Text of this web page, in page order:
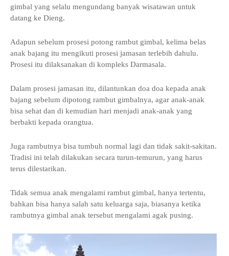
gimbal yang selalu mengundang banyak wisatawan untuk
datang ke Dieng.
Adapun sebelum prosesi potong rambut gimbal, kelima belas
anak bajang itu mengikuti prosesi jamasan terlebih dahulu.
Prosesi itu dilaksanakan di kompleks Darmasala.
Dalam prosesi jamasan itu, dilantunkan doa doa kepada anak
bajang sebelum dipotong rambut gimbalnya, agar anak-anak
bisa sehat dan di kemudian hari menjadi anak-anak yang
berbakti kepada orangtua.
Juga rambutnya bisa tumbuh normal lagi dan tidak sakit-sakitan.
Tradisi ini telah dilakukan secara turun-temurun, yang harus
terus dilestarikan.
Tidak semua anak mengalami rambut gimbal, hanya tertentu,
bahkan bisa hanya salah satu keluarga saja, biasanya ketika
rambutnya gimbal anak tersebut mengalami agak pusing.